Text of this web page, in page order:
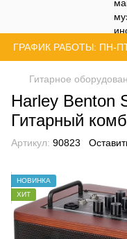
ГРАФИК РАБОТЫ: ПН-
Гитарное
Harley Benton
Гитарный
Артикул: 90823
НОВИНКА
ХИТ